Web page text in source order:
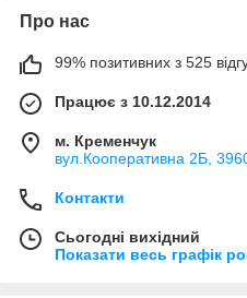
Про нас
99% позитивних з 525
Працює з 10.12.2014
м. Кременчук
вул.Кооперативна 2Б,
Контакти
Сьогодні вихідний
Показати весь графік